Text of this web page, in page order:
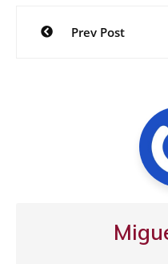
Navegación
Prev Post